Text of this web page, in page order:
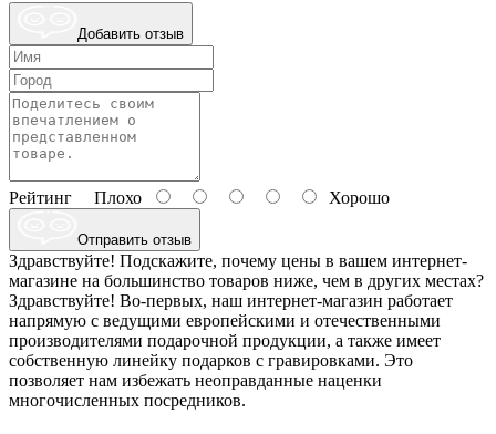
Добавить отзыв
Рейтинг Плохо Хорошо
Отправить отзыв
Здравствуйте! Подскажите, почему цены в вашем интернет-
магазине на большинство товаров ниже, чем в других местах?
Здравствуйте! Во-первых, наш интернет-магазин работает
напрямую с ведущими европейскими и отечественными
производителями подарочной продукции, а также имеет
собственную линейку подарков с гравировками. Это
позволяет нам избежать неоправданные наценки
многочисленных посредников.